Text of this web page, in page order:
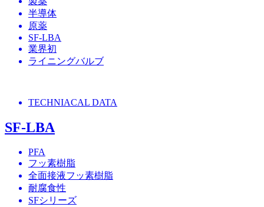
半導体
原薬
SF-LBA
業界初
ライニングバルブ
TECHNIACAL DATA
SF-LBA
PFA
フッ素樹脂
全面接液フッ素樹脂
耐腐食性
SFシリーズ